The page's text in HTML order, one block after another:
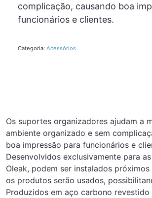
complicação, causando boa
funcionários e clientes.
Categoria: Acessórios
Os suportes organizadores ajudam a
ambiente organizado e sem
boa impressão para funcionários e
Desenvolvidos exclusivamente para
Oleak, podem ser instalados
os produtos serão usados,
Produzidos em aço carbono revestido